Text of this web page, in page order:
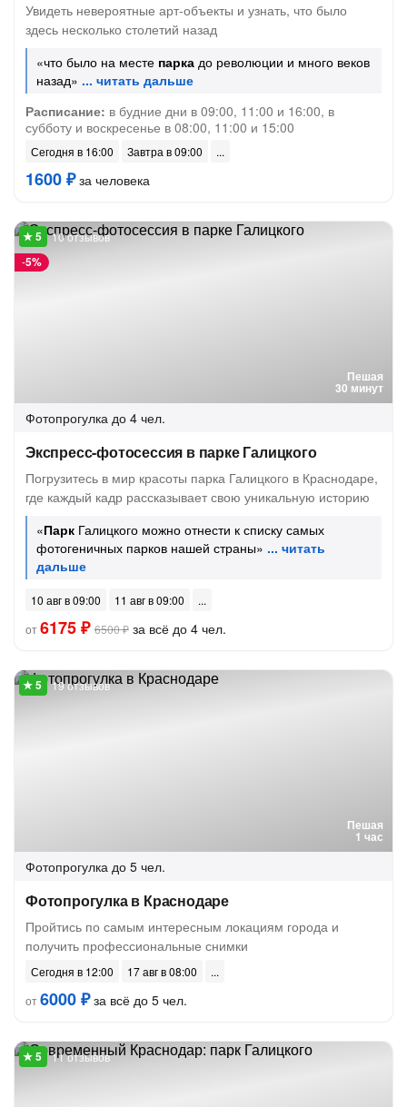
Увидеть невероятные арт-объекты и узнать, что было
здесь несколько столетий назад
«что было на месте парка до революции и много веков
назад»
Расписание: в будние дни в 09:00, 11:00 и 16:00, в
субботу и воскресенье в 08:00, 11:00 и 15:00
Сегодня в 16:00 Завтра в 09:00
1600 ₽за человека
Пешая
30 минут
-5%
10 отзывов
Фотопрогулка до 4 чел.
Экспресс-фотосессия в парке Галицкого
Погрузитесь в мир красоты парка Галицкого в Краснодаре,
где каждый кадр рассказывает свою уникальную историю
«Парк Галицкого можно отнести к списку самых
фотогеничных парков нашей страны»
10 авг в 09:00
11 авг в 09:00
от6175 ₽ 6500 ₽ за всё до 4 чел.
Пешая
1 час
19 отзывов
Фотопрогулка до 5 чел.
Фотопрогулка в Краснодаре
Пройтись по самым интересным локациям города и
получить профессиональные снимки
Сегодня в 12:00
17 авг в 08:00
от6000 ₽за всё до 5 чел.
11 отзывов